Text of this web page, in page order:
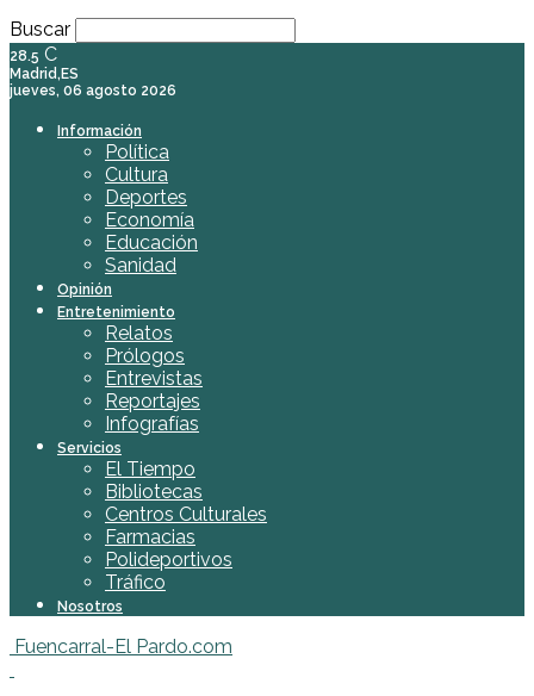
Buscar
28.5 C
Madrid,ES
jueves, 06 agosto 2026
Información
Política
Cultura
Deportes
Economía
Educación
Sanidad
Opinión
Entretenimiento
Relatos
Prólogos
Entrevistas
Reportajes
Infografías
Servicios
El Tiempo
Bibliotecas
Centros Culturales
Farmacias
Polideportivos
Tráfico
Nosotros
Fuencarral-El Pardo.com